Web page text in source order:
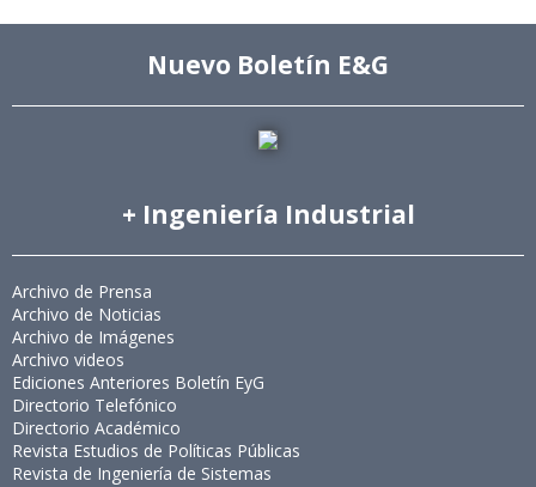
Nuevo Boletín E&G
+ Ingeniería Industrial
Archivo de Prensa
Archivo de Noticias
Archivo de Imágenes
Archivo videos
Ediciones Anteriores Boletín EyG
Directorio Telefónico
Directorio Académico
Revista Estudios de Políticas Públicas
Revista de Ingeniería de Sistemas